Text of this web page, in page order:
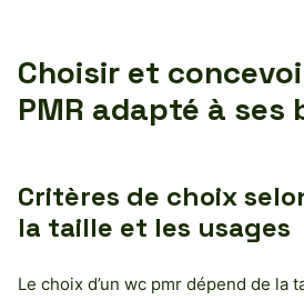
Choisir et
PMR adapté à ses
Critères de choix
la taille et les usages
Le choix d’un wc pmr dépend de la